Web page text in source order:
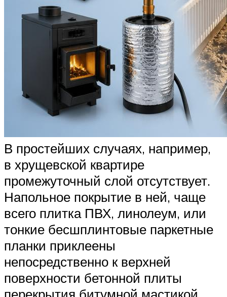
В простейших случаях, например,
в хрущевской квартире
промежуточный слой отсутствует.
Напольное покрытие в ней, чаще
всего плитка ПВХ, линолеум, или
тонкие бесшплинтовые паркетные
планки приклеены
непосредственно к верхней
поверхности бетонной плиты